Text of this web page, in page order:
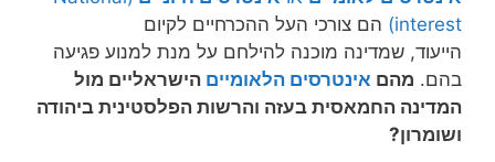
interest)
הם צורכי העל ההכרחיים לקיום
הייעוד, שמדינה מוכנה להילחם על מנת למנוע פגיעה
בהם. מהם אינטרסים הלאומיים הישראליים מול
המדינה החמאסית בעזה והרשות הפלסטינית ביהודה
ושומרון?